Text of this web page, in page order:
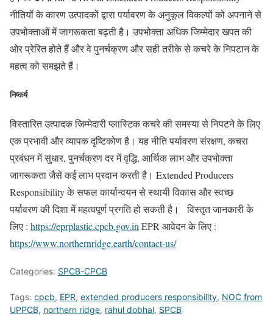
नीतियों के कारण उत्पादकों द्वारा पर्यावरण के अनुकूल विकल्पों को अपनाने से
उपभोक्ताओं में जागरूकता बढ़ती है। उपभोक्ता अधिक जिम्मेदार खपत की
ओर प्रेरित होते हैं और वे पुनर्चक्रण और सही तरीके से कचरे के निपटान के
महत्व को समझते हैं।
निष्कर्ष
विस्तारित उत्पादक जिम्मेदारी प्लास्टिक कचरे की समस्या से निपटने के लिए
एक प्रभावी और व्यापक दृष्टिकोण है। यह नीति पर्यावरण संरक्षण, कचरा
प्रबंधन में सुधार, पुनर्चक्रण दर में वृद्धि, आर्थिक लाभ और उपभोक्ता
जागरूकता जैसे कई लाभ प्रदान करती है। Extended Producers
Responsibility के सफल कार्यान्वयन से स्थायी विकास और स्वच्छ
पर्यावरण की दिशा में महत्वपूर्ण प्रगति हो सकती है। विस्तृत जानकारी के
लिए : https://eprplastic.cpcb.gov.in EPR आवेदन के लिए :
https://www.northernridge.earth/contact-us/
Categories: SPCB-CPCB
Tags: cpcb, EPR, extended producers responsibility, NOC from
UPPCB, northern ridge, rahul dobhal, SPCB